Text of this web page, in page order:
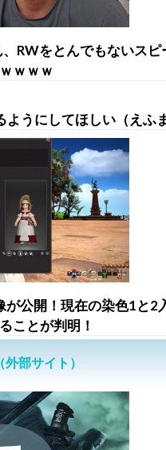
RWをとんでもないス
ｗｗｗ
ようにしてほしい（えふ
が公開！現在の染色1と2
ことが判明！
部サイト）